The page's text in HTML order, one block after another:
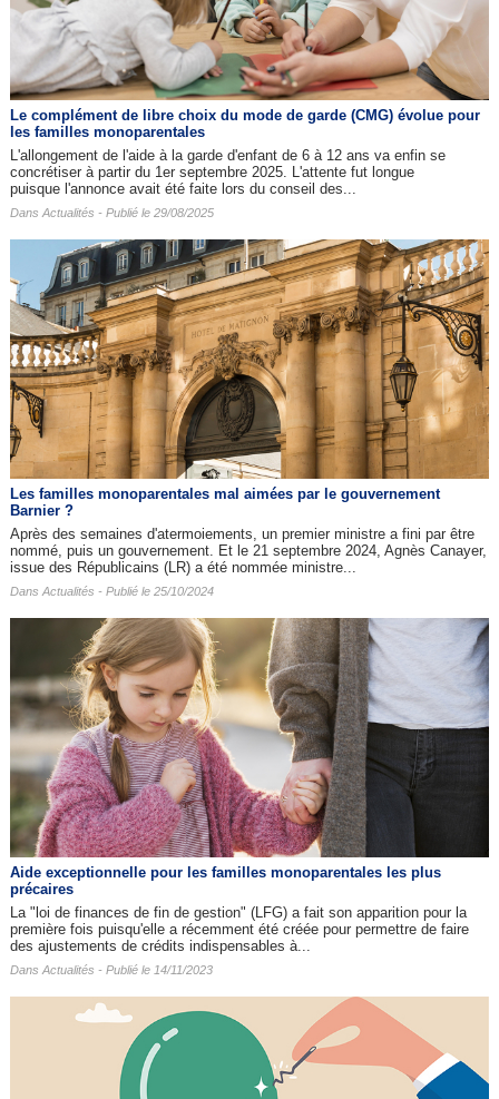
Le complément de libre choix du mode de garde (CMG) évolue pour
les familles monoparentales
L'allongement de l'aide à la garde d'enfant de 6 à 12 ans va enfin se
concrétiser à partir du 1er septembre 2025. L'attente fut longue
puisque l'annonce avait été faite lors du conseil des...
Dans Actualités - Publié le 29/08/2025
Les familles monoparentales mal aimées par le gouvernement
Barnier ?
Après des semaines d'atermoiements, un premier ministre a fini par être
nommé, puis un gouvernement. Et le 21 septembre 2024, Agnès Canayer,
issue des Républicains (LR) a été nommée ministre...
Dans Actualités - Publié le 25/10/2024
Aide exceptionnelle pour les familles monoparentales les plus
précaires
La "loi de finances de fin de gestion" (LFG) a fait son apparition pour la
première fois puisqu'elle a récemment été créée pour permettre de faire
des ajustements de crédits indispensables à...
Dans Actualités - Publié le 14/11/2023